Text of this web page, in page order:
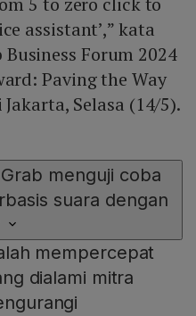
assistant’,” kata
Forum 2024
Paving the Way
Selasa (14/5).
menguji coba
suara dengan
mempercepat
dialami mitra